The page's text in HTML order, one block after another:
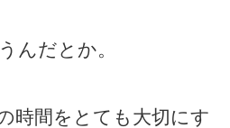
んだとか。
時間をとても大切にす